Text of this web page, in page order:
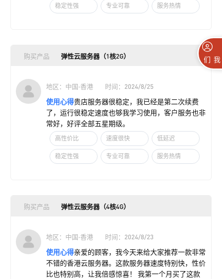
稳定性强 专业可靠 服务热情
购买产品 弹性云服务器（1核2G）
地区：中国·香港 时间：2024/8/25
使用心得贵店服务器很稳定，我已经是第二次续费
了，运行很稳定速度也够我学习使用，客户服务也非
常好，好评全部五星期级。
高性价比 速度很快 低延迟
稳定性强 专业可靠 服务热情
购买产品 弹性云服务器（4核4G）
地区：中国·香港 时间：2024/8/23
使用心得亲爱的顾客，我今天来给大家推荐一款非常
不错的香港云服务器。这款服务器速度特别快，性价
比也特别高，让我倍感惊喜！ 我第一个月买了这款
联系我们